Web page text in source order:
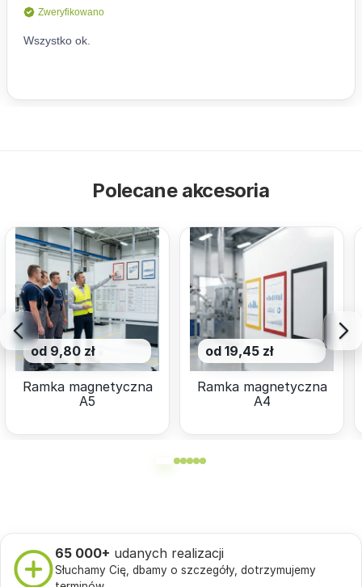
Polecane akcesoria
od 9,80 zł
Ramka magnetyczna
A5
od 19,45 zł
Ramka magnetyczna
A4
65 000+ udanych realizacji
Słuchamy Cię, dbamy o szczegóły, dotrzymujemy